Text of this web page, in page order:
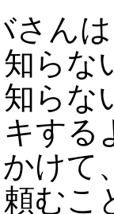
んは
らな
らな
する
けて
むこ